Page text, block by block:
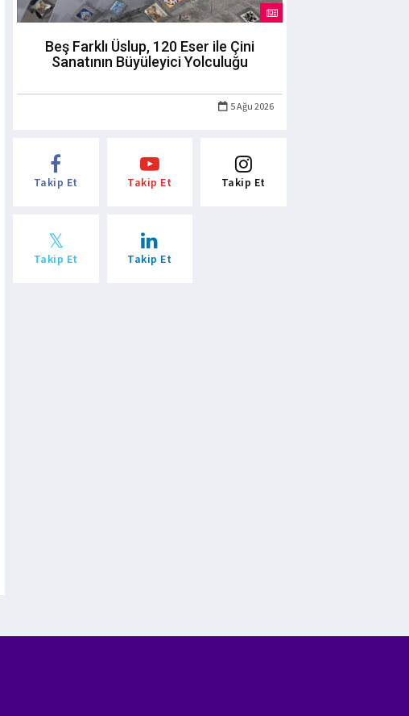
Beş Farklı Üslup, 120 Eser ile Çini
Sanatının Büyüleyici Yolculuğu
5 Ağu 2026
Takip Et Takip Et Takip Et
Takip Et Takip Et